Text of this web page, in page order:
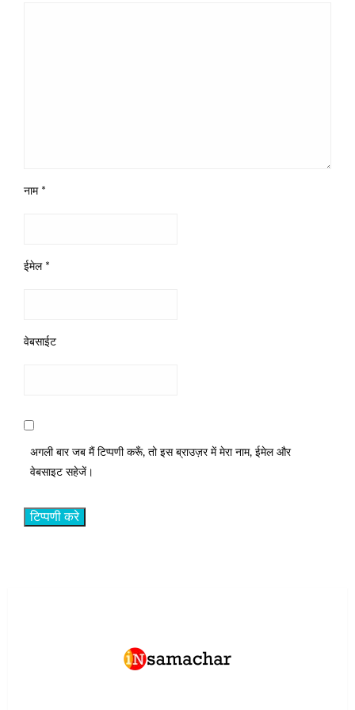
नाम *
ईमेल *
वेबसाईट
अगली बार जब मैं टिप्पणी करूँ, तो इस ब्राउज़र में मेरा नाम, ईमेल और
वेबसाइट सहेजें।